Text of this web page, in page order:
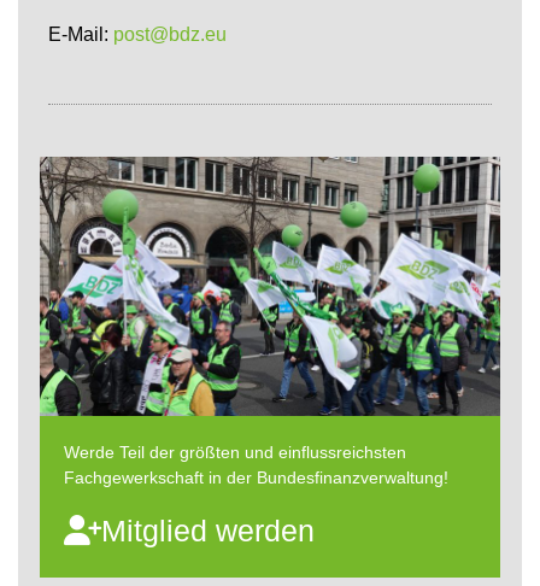
E-Mail: post@bdz.eu
Werde Teil der größten und einflussreichsten
Fachgewerkschaft in der Bundesfinanzverwaltung!
Mitglied werden